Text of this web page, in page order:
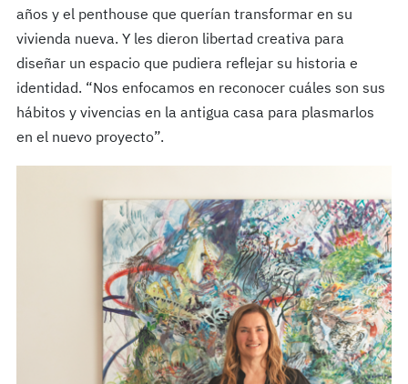
años y el penthouse que querían transformar en su
vivienda nueva. Y les dieron libertad creativa para
diseñar un espacio que pudiera reflejar su historia e
identidad. “Nos enfocamos en reconocer cuáles son sus
hábitos y vivencias en la antigua casa para plasmarlos
en el nuevo proyecto”.